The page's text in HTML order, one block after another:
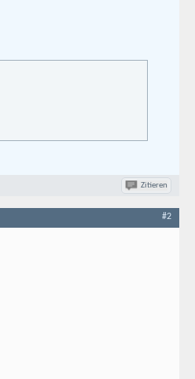
Zitieren
#2